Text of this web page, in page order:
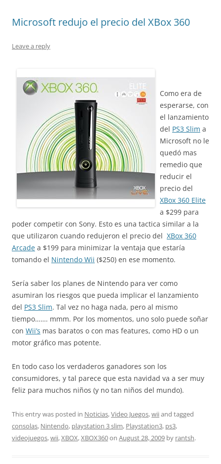
Microsoft redujo el precio del XBox 360
Leave a reply
Como era de
esperarse, con
el lanzamiento
del PS3 Slim a
Microsoft no le
quedó mas
remedio que
reducir el
precio del
XBox 360 Elite
a $299 para
poder competir con Sony. Esto es una tactica similar a la
que utilizaron cuando redujeron el precio del XBox 360
Arcade a $199 para minimizar la ventaja que estaría
tomando el Nintendo Wii ($250) en ese momento.
Sería saber los planes de Nintendo para ver como
asumiran los riesgos que pueda implicar el lanzamiento
del PS3 Slim. Tal vez no haga nada, pero al mismo
tiempo……. mmm. Por los momentos, uno solo puede soñar
con Wii’s mas baratos o con mas features, como HD o un
motor gráfico mas potente.
En todo caso los verdaderos ganadores son los
consumidores, y tal parece que esta navidad va a ser muy
feliz para muchos niños (y no tan niños del mundo).
This entry was posted in Noticias,Video Juegos,wiiand tagged
consolas, Nintendo, playstation 3 slim, Playstation3, ps3,
videojuegos,wii,XBOX,XBOX360on August 28, 2009 by rantsh.